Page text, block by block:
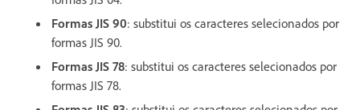
Formas JIS 90: substitui os caracteres selecionados por
formas JIS 90.
Formas JIS 78: substitui os caracteres selecionados por
formas JIS 78.